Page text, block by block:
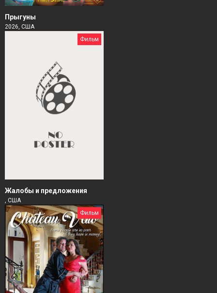
Прыгуны
2026, США
Фильм
Жалобы и предложения
, США
Фильм